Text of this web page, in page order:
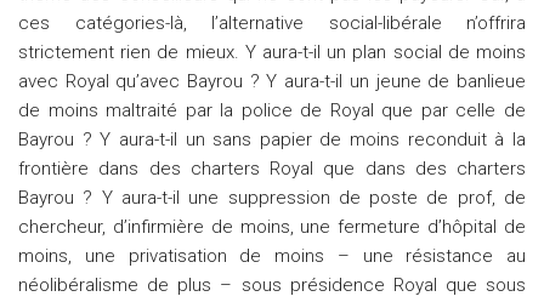
ces catégories-là, l’alternative social-libérale n’offrira
strictement rien de mieux. Y aura-t-il un plan social de moins
avec Royal qu’avec Bayrou ? Y aura-t-il un jeune de banlieue
de moins maltraité par la police de Royal que par celle de
Bayrou ? Y aura-t-il un sans papier de moins reconduit à la
frontière dans des charters Royal que dans des charters
Bayrou ? Y aura-t-il une suppression de poste de prof, de
chercheur, d’infirmière de moins, une fermeture d’hôpital de
moins, une privatisation de moins – une résistance au
néolibéralisme de plus – sous présidence Royal que sous